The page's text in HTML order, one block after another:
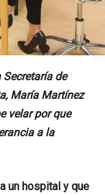
de
María Martínez
velar por que
a la
un hospital y que